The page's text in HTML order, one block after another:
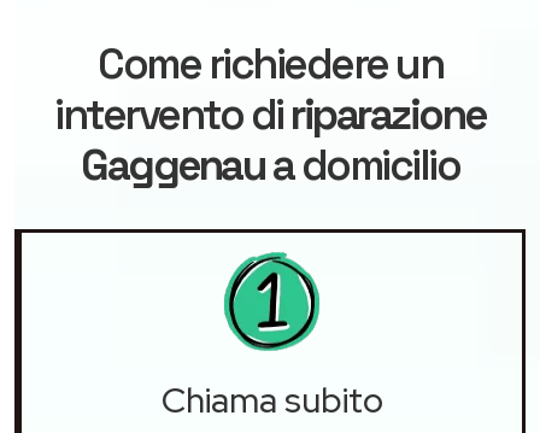
Come richiedere un
intervento diriparazione
Gaggenaua domicilio
Chiama subito